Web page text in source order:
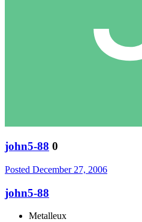
john5-88 0
Posted December 27, 2006
john5-88
Metalleux